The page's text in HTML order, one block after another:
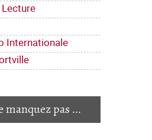
Internationale
manquez pas ...